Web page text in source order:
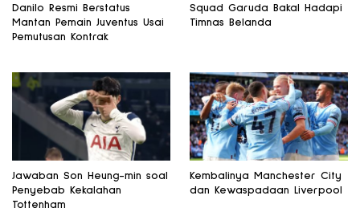
Danilo Resmi Berstatus
Mantan Pemain Juventus Usai
Pemutusan Kontrak
Squad Garuda Bakal Hadapi
Timnas Belanda
Jawaban Son Heung-min soal
Penyebab Kekalahan
Tottenham
Kembalinya Manchester City
dan Kewaspadaan Liverpool